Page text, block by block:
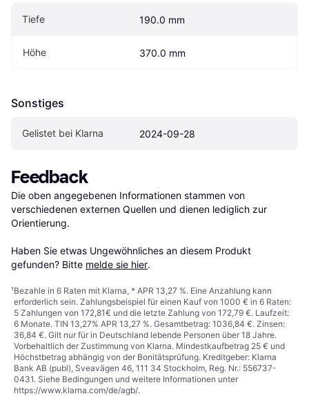
Tiefe 190.0 mm
Höhe 370.0 mm
Sonstiges
Gelistet bei Klarna 2024-09-28
Feedback
Die oben angegebenen Informationen stammen von
verschiedenen externen Quellen und dienen lediglich zur
Orientierung.
Haben Sie etwas Ungewöhnliches an diesem Produkt
gefunden? Bitte melde sie hier.
¹Bezahle in 6 Raten mit Klarna, * APR 13,27 %. Eine Anzahlung kann
erforderlich sein. Zahlungsbeispiel für einen Kauf von 1000 € in 6 Raten:
5 Zahlungen von 172,81€ und die letzte Zahlung von 172,79 €. Laufzeit:
6 Monate. TIN 13,27% APR 13,27 %. Gesamtbetrag: 1036,84 €. Zinsen:
36,84 €. Gilt nur für in Deutschland lebende Personen über 18 Jahre.
Vorbehaltlich der Zustimmung von Klarna. Mindestkaufbetrag 25 € und
Höchstbetrag abhängig von der Bonitätsprüfung. Kreditgeber: Klarna
Bank AB (publ), Sveavägen 46, 111 34 Stockholm, Reg. Nr.: 556737-
0431. Siehe Bedingungen und weitere Informationen unter
https://www.klarna.com/de/agb/.